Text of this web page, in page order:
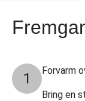
1 Forvarm
Bring en